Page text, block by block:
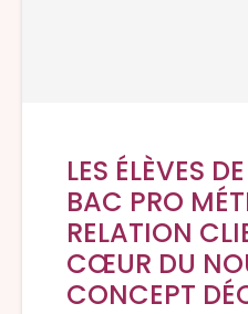
LES ÉLÈVES
BAC PRO
RELATION
CŒUR DU
CONCEPT